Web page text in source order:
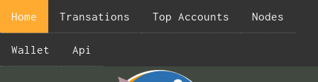
Home Transations Top Accounts Nodes
Wallet Api